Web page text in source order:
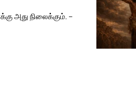
அது நிலைக்கும். –